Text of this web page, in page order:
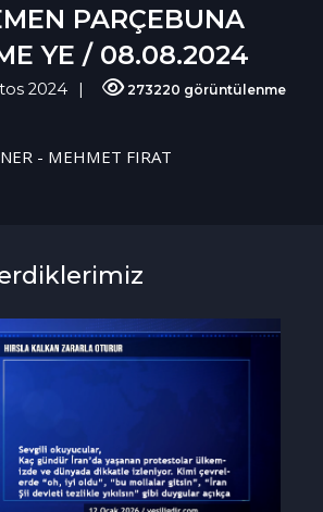
PARÇEBUNA
YE / 08.08.2024
2024 273220 görüntülenme
- MEHMET FIRAT